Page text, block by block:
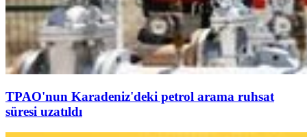
TPAO'nun Karadeniz'deki petrol arama ruhsat
süresi uzatıldı